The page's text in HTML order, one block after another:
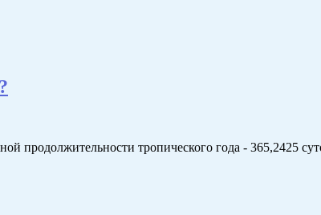
продолжительности тропического года - 365,2425